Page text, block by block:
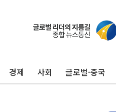
경제 사회 글로벌·중국